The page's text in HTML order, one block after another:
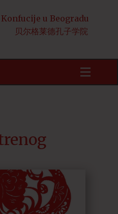
u Beogradu
贝尔格莱德孔子学院